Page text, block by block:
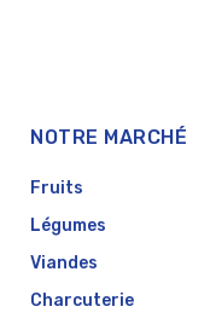
NOTRE MARCHÉ
Fruits
Légumes
Viandes
Charcuterie